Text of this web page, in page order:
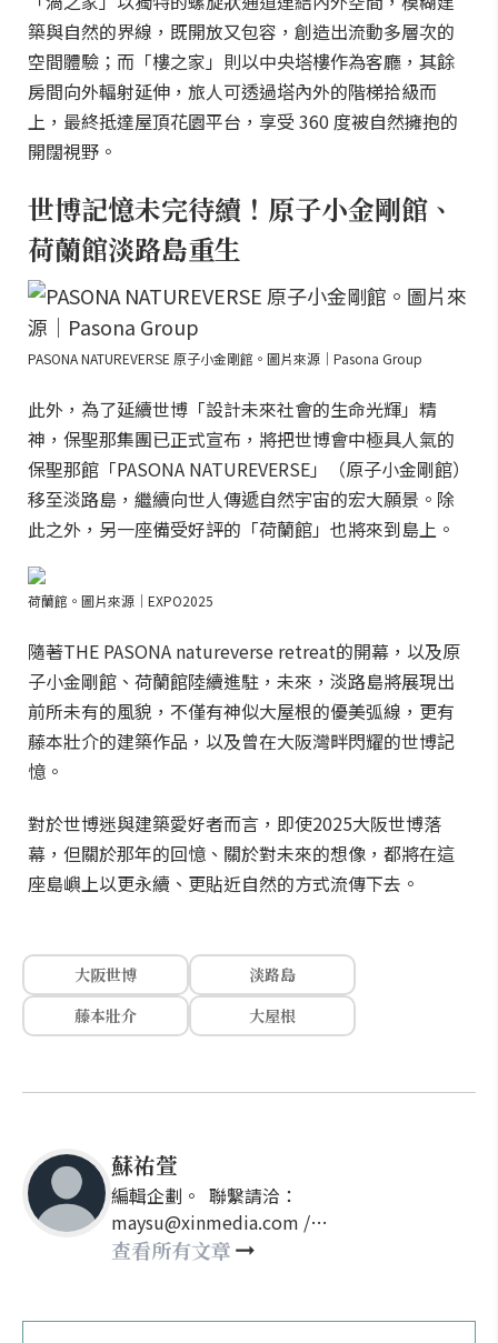
築與自然的界線，既開放又包容，創造出流動多層次的
空間體驗；而「樓之家」則以中央塔樓作為客廳，其餘
房間向外輻射延伸，旅人可透過塔內外的階梯拾級而
上，最終抵達屋頂花園平台，享受 360 度被自然擁抱的
開闊視野。
世博記憶未完待續！原子小金剛館、
荷蘭館淡路島重生
PASONA NATUREVERSE 原子小金剛館。圖片來源｜Pasona Group
此外，為了延續世博「設計未來社會的生命光輝」精
神，保聖那集團已正式宣布，將把世博會中極具人氣的
保聖那館「PASONA NATUREVERSE」（原子小金剛館）
移至淡路島，繼續向世人傳遞自然宇宙的宏大願景。除
此之外，另一座備受好評的「荷蘭館」也將來到島上。
荷蘭館。圖片來源｜EXPO2025
隨著THE PASONA natureverse retreat的開幕，以及原
子小金剛館、荷蘭館陸續進駐，未來，淡路島將展現出
前所未有的風貌，不僅有神似大屋根的優美弧線，更有
藤本壯介的建築作品，以及曾在大阪灣畔閃耀的世博記
憶。
對於世博迷與建築愛好者而言，即使2025大阪世博落
幕，但關於那年的回憶、關於對未來的想像，都將在這
座島嶼上以更永續、更貼近自然的方式流傳下去。
大阪世博
淡路島
藤本壯介
大屋根
蘇祐萱
編輯企劃。 聯繫請洽：
maysu@xinmedia.com /
may860527@gmail.com
查看所有文章